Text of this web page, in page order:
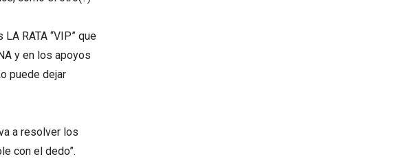
RATA “VIP” que
y en los apoyos
puede dejar
a resolver los
con el dedo”.